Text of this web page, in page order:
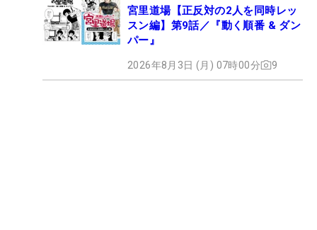
宮里道場【正反対の2人を同時レッ
スン編】第9話／『動く順番 & ダン
パー』
2026年8月3日 (月) 07時00分 9